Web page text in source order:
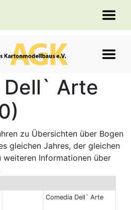
Dell` Arte
zu Übersichten über Bogen
gleichen Jahres, der gleichen
weiteren Informationen über
Comedia Dell` Arte